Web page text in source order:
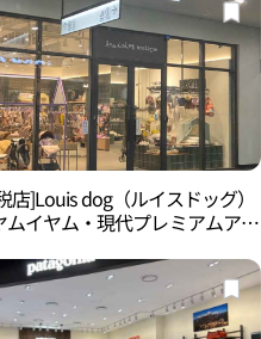
店]Louis dog（ルイスドッグ）
ムイヤム・現代プレミアムアウ
현대프리미엄아울렛 송도점)